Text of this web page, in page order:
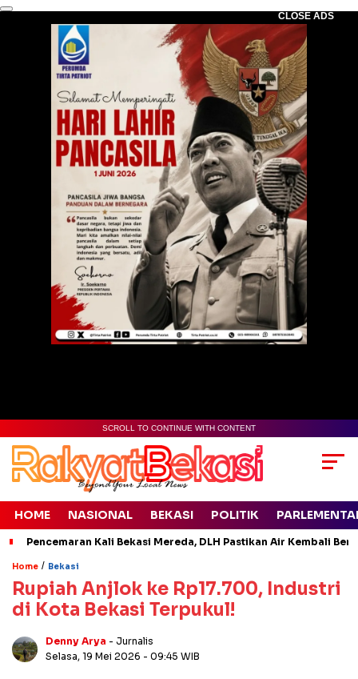
CLOSE ADS
SCROLL TO CONTINUE WITH CONTENT
HOME NASIONAL BEKASI POLITIK
Pencemaran Kali Bekasi Mereda, DLH Pastikan Air Kembali
Home / Bekasi
Rupiah Anjlok ke Rp17.700, Industri
di Kota Bekasi Terpukul!
Denny Arya - Jurnalis
Selasa, 19 Mei 2026 - 09:45 WIB